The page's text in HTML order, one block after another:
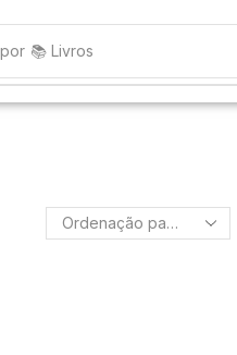
📚 Livros